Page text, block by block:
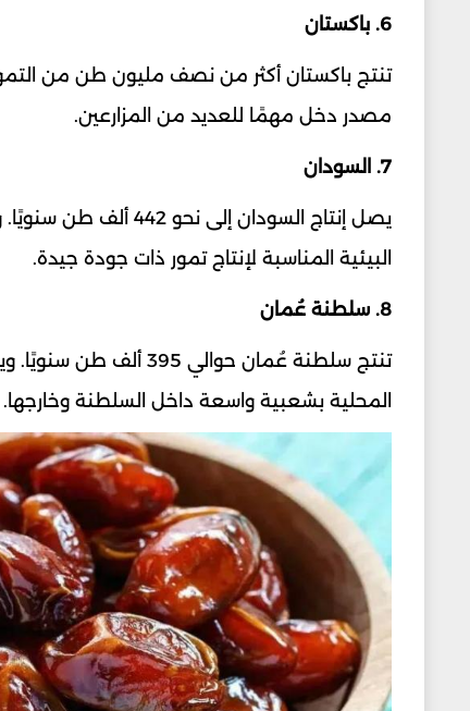
6. باكستان
تنتج باكستان أكثر من نصف مليون طن من التمور
مصدر دخل مهمًا للعديد من المزارعين.
7. السودان
يصل إنتاج السودان
البيئية المناسبة لإنتاج تمور ذات جودة جيدة.
8. سلطنة عُمان
تنتج سلطنة عُمان
المحلية بشعبية واسعة داخل السلطنة وخارجها.